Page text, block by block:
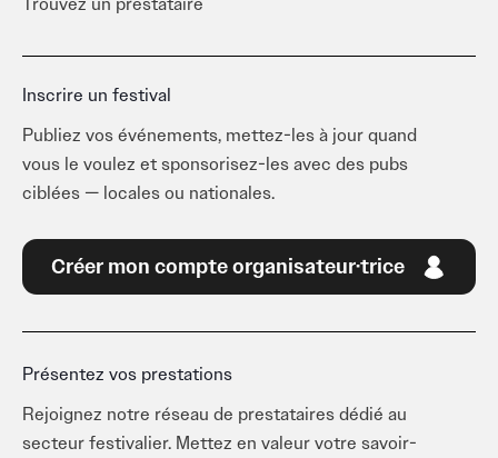
Inscrire un festival
Publiez vos événements, mettez-les à jour quand
vous le voulez et sponsorisez-les avec des pubs
ciblées — locales ou nationales.
Créer mon compte organisateur·trice
Présentez vos prestations
Rejoignez notre réseau de prestataires dédié au
secteur festivalier. Mettez en valeur votre savoir-